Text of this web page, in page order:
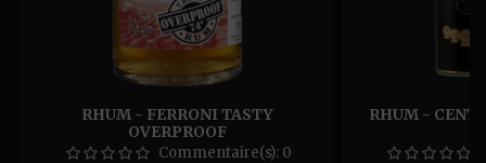
RHUM - FERRONI TASTY
OVERPROOF
Commentaire(s): 0
RHUM -